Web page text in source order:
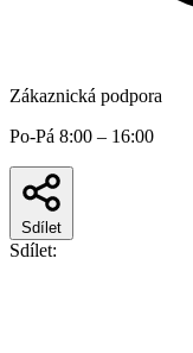
Zákaznická podpora
Po-Pá 8:00 – 16:00
Sdílet
Sdílet: